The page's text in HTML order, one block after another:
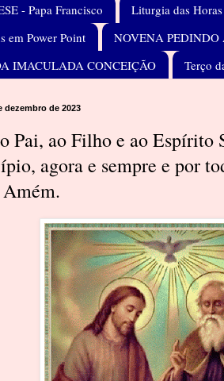
- Papa Francisco
Liturgia das
em Power Point
NOVENA PEDINDO
IMACULADA CONCEIÇÃO
Terço
dezembro de 2023
Pai, ao Filho e ao Espírito
agora e sempre e por